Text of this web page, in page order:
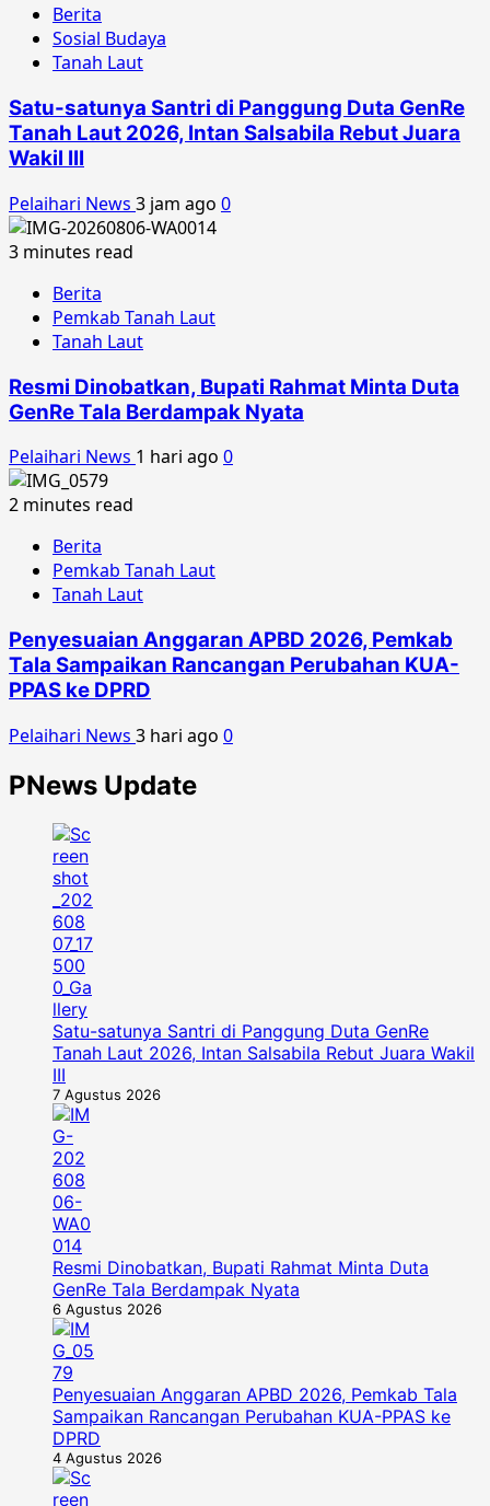
Berita
Sosial Budaya
Tanah Laut
Satu-satunya Santri di Panggung Duta GenRe
Tanah Laut 2026, Intan Salsabila Rebut Juara
Wakil III
Pelaihari News 3 jam ago 0
3 minutes read
Berita
Pemkab Tanah Laut
Tanah Laut
Resmi Dinobatkan, Bupati Rahmat Minta Duta
GenRe Tala Berdampak Nyata
Pelaihari News 1 hari ago 0
2 minutes read
Berita
Pemkab Tanah Laut
Tanah Laut
Penyesuaian Anggaran APBD 2026, Pemkab
Tala Sampaikan Rancangan Perubahan KUA-
PPAS ke DPRD
Pelaihari News 3 hari ago 0
PNews Update
Satu-satunya Santri di Panggung Duta GenRe
Tanah Laut 2026, Intan Salsabila Rebut Juara Wakil
III
7 Agustus 2026
Resmi Dinobatkan, Bupati Rahmat Minta Duta
GenRe Tala Berdampak Nyata
6 Agustus 2026
Penyesuaian Anggaran APBD 2026, Pemkab Tala
Sampaikan Rancangan Perubahan KUA-PPAS ke
DPRD
4 Agustus 2026